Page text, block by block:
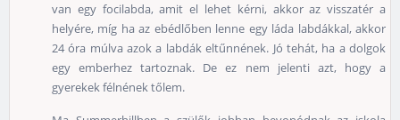
van egy focilabda, amit el lehet kérni, akkor az visszatér a
helyére, míg ha az ebédlőben lenne egy láda labdákkal, akkor
24 óra múlva azok a labdák eltűnnének. Jó tehát, ha a dolgok
egy emberhez tartoznak. De ez nem jelenti azt, hogy a
gyerekek félnének tőlem.